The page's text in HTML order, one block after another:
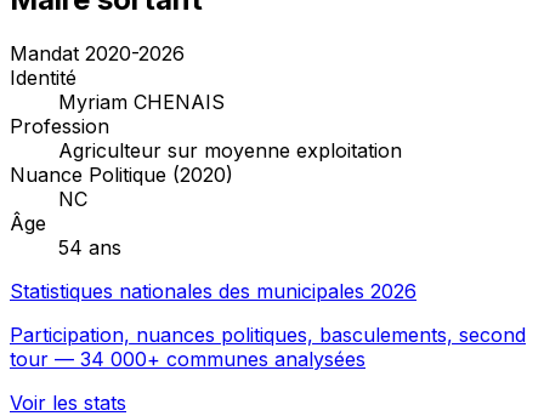
Mandat 2020-2026
Identité
Myriam CHENAIS
Profession
Agriculteur sur moyenne exploitation
Nuance Politique (2020)
NC
Âge
54 ans
Statistiques nationales des municipales 2026
Participation, nuances politiques, basculements, second
tour — 34 000+ communes analysées
Voir les stats